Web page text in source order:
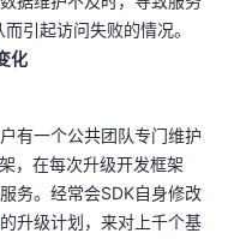
引起访问失败的情况。
化
有一个公共团队专门维护
，在每次升级开发框架
务。经常会SDK自身修改
升级计划，来对上千个基